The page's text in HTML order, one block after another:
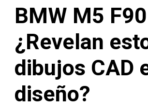
BMW M5
¿Revelan
dibujos CAD
diseño?